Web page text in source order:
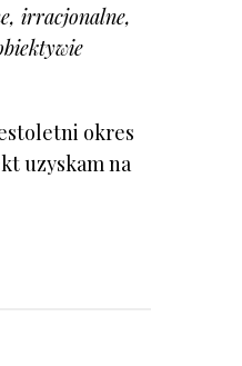
irracjonalne,
okres
uzyskam na